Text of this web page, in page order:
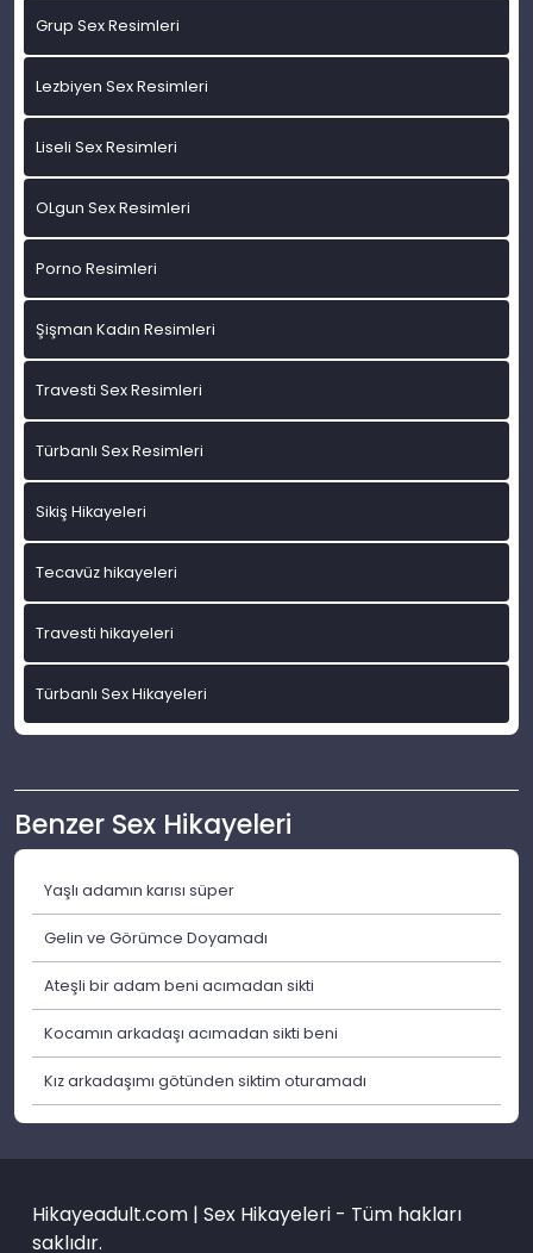
Grup Sex Resimleri
Lezbiyen Sex Resimleri
Liseli Sex Resimleri
OLgun Sex Resimleri
Porno Resimleri
Şişman Kadın Resimleri
Travesti Sex Resimleri
Türbanlı Sex Resimleri
Sikiş Hikayeleri
Tecavüz hikayeleri
Travesti hikayeleri
Türbanlı Sex Hikayeleri
Benzer Sex Hikayeleri
Yaşlı adamın karısı süper
Gelin ve Görümce Doyamadı
Ateşli bir adam beni acımadan sikti
Kocamın arkadaşı acımadan sikti beni
Kız arkadaşımı götünden siktim oturamadı
Hikayeadult.com | Sex Hikayeleri - Tüm hakları
saklıdır.